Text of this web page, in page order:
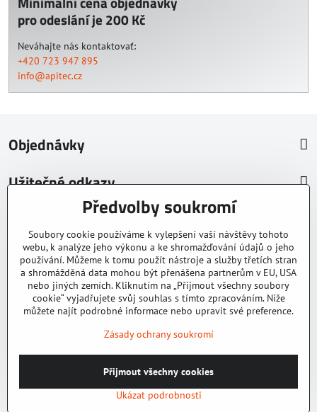
pro odeslání je 200 Kč
Neváhajte nás kontaktovať:
+420 723 947 895
info@apitec.cz
Objednávky
Užitečné odkazy
© 2026 Tomáš Vlk
E-shop apitec.cz používá na ochranu formulářů Invisible reCAPTCHA
od Google.
©2026CopyrightPředvolby soukromíZásady ochrany soukromí
Vytvořeno systémem:ByznysWeb.cz
Předvolby soukromí
Soubory cookie používáme k vylepšení vaší návštěvy tohoto
webu, k analýze jeho výkonu a ke shromažďování údajů o jeho
používání. Můžeme k tomu použít nástroje a služby třetích stran
a shromážděná data mohou být přenášena partnerům v EU, USA
nebo jiných zemích. Kliknutím na „Přijmout všechny soubory
cookie“ vyjadřujete svůj souhlas s tímto zpracováním. Níže
můžete najít podrobné informace nebo upravit své preference.
Zásady ochrany soukromí
Ukázat podrobnosti
Přijmout všechny cookies